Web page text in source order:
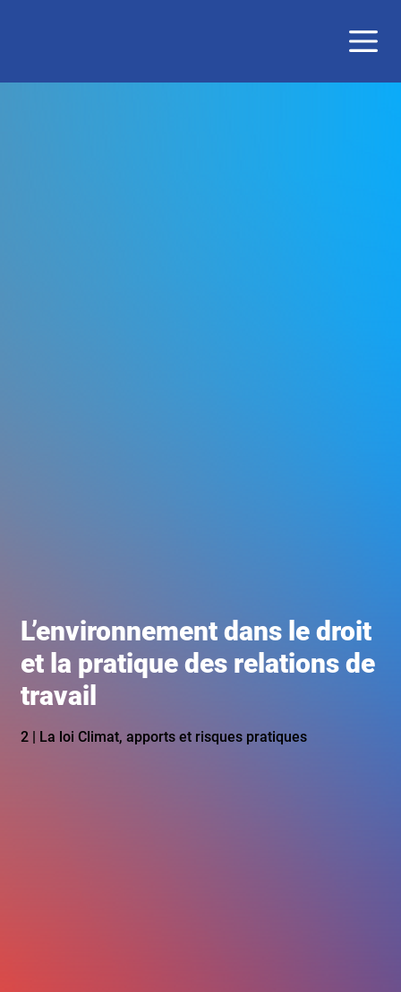
L’environnement dans le droit
et la pratique des relations de
travail
2 | La loi Climat, apports et risques pratiques